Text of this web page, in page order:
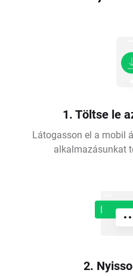
1. Töltse le
Látogasson el a mobil
alkalmazásunkat
2.